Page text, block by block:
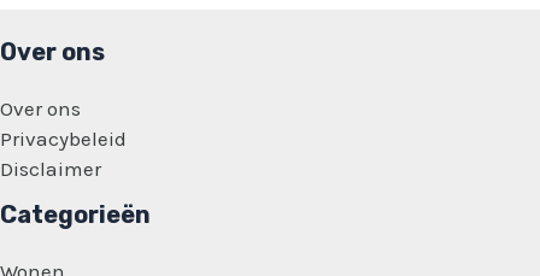
Over ons
Over ons
Privacybeleid
Disclaimer
Categorieën